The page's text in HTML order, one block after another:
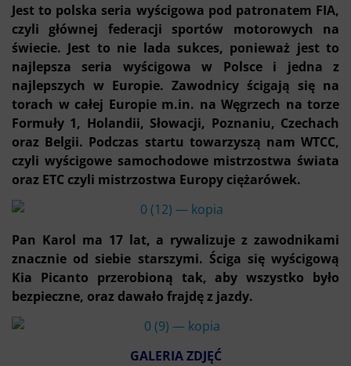
Jest to polska seria wyścigowa pod patronatem FIA,
czyli głównej federacji sportów motorowych na
świecie. Jest to nie lada sukces, ponieważ jest to
najlepsza seria wyścigowa w Polsce i jedna z
najlepszych w Europie. Zawodnicy ścigają się na
torach w całej Europie m.in. na Węgrzech na torze
Formuły 1, Holandii, Słowacji, Poznaniu, Czechach
oraz Belgii. Podczas startu towarzyszą nam WTCC,
czyli wyścigowe samochodowe mistrzostwa świata
oraz ETC czyli mistrzostwa Europy ciężarówek.
Pan Karol ma 17 lat, a rywalizuje z zawodnikami
znacznie od siebie starszymi. Ściga się wyścigową
Kia Picanto przerobioną tak, aby wszystko było
bezpieczne, oraz dawało frajdę z jazdy.
GALERIA ZDJĘĆ